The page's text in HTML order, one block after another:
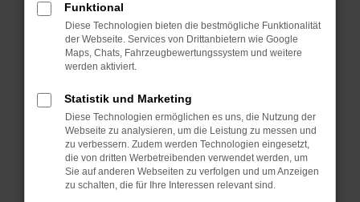
Das kann manchmal helfen, vorübergehende
Probleme zu beheben.
Stelle sicher, dass dein Browser und dein
Betriebssystem auf dem neuesten Stand sind.
Sicherheitsrisiko, sondern kann auch dazu führen,
dass bestimmte Funktionen nicht mehr
unterstützt werden.
Wende dich an den Webseitenbetreiber.
Wenn du alle oben genannten Schritte versucht
hast, kontaktiere uns bitte. Wir werden versuchen,
Funktional
Diese Technologien bieten die bestmögliche Funktionalität
der Webseite. Services von Drittanbietern wie Google
Maps, Chats, Fahrzeugbewertungssystem und weitere
werden aktiviert.
Statistik und Marketing
Diese Technologien ermöglichen es uns, die Nutzung der
Webseite zu analysieren, um die Leistung zu messen und
zu verbessern. Zudem werden Technologien eingesetzt,
die von dritten Werbetreibenden verwendet werden, um
Sie auf anderen Webseiten zu verfolgen und um Anzeigen
zu schalten, die für Ihre Interessen relevant sind.